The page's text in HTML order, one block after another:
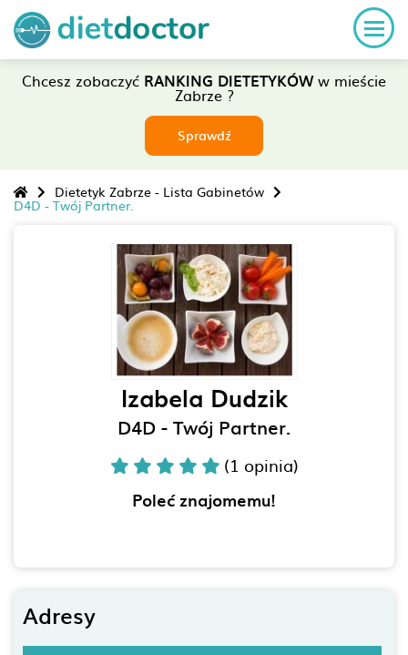
Chcesz zobaczyć RANKING DIETETYKÓWw mieście
Zabrze ?
Sprawdź
Dietetyk Zabrze - Lista Gabinetów
D4D - Twój Partner.
Izabela Dudzik
D4D - Twój Partner.
(1 opinia)
Poleć znajomemu!
Adresy